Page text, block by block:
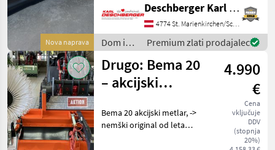
Nova naprava
m/s, stufenloses
Feststellgas, manuelle
Kraftstoffpumpe, Flach-
und Run
Deschberger Karl Landtechnik GesmbH & Co KG
4774 St. Marienkirchen/Schärding
Dom in
vrt /
Sonstige
Premium zlati prodajalec
Drugo: Bema 20
– akcijski
4.990
€
Cena
vključuje
DDV
(stopnja
20%)
Bema 20 akcijski metlar, ->
nemški original od leta